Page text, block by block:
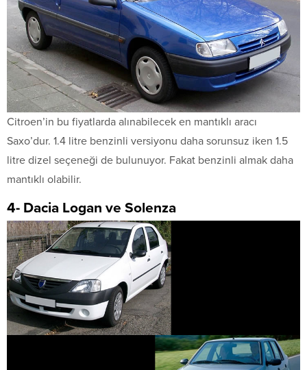
Citroen’in bu fiyatlarda alınabilecek en mantıklı aracı
Saxo’dur. 1.4 litre benzinli versiyonu daha sorunsuz iken 1.5
litre dizel seçeneği de bulunuyor. Fakat benzinli almak daha
mantıklı olabilir.
4- Dacia Logan ve Solenza